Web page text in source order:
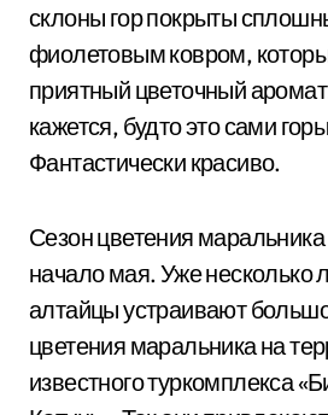
склоны гор покрыты
фиолетовым ковром,
приятный цветочный
кажется, будто это сами
Фантастически красиво.
Сезон цветения
начало мая. Уже несколько
алтайцы устраивают
цветения маральника на
известного туркомплекса